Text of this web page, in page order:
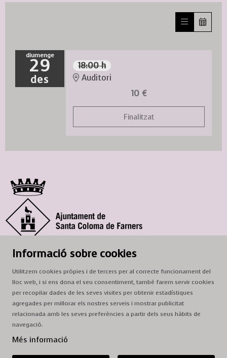
diumenge
29
des
18:00 h
Auditori
10 €
Finalitzat
© Ajuntament de Santa Coloma de Farners
Horari de la Casa de la Paraula
: de dilluns a dissabte, de 9 a 13 h.
Adreça: c. del Prat, 16, 17430 Santa Coloma de Farners
A/e:cultura@scf.cat
Sitemap
Informació sobre cookies
Utilitzem cookies pròpies i de tercers per al correcte funcionament del
lloc web, i si ens dona el seu consentiment, també farem servir cookies
per recopilar dades de les seves visites per obtenir estadístiques
agregades per millorar els nostres serveis i mostrar publicitat
relacionada amb les seves preferències a partir dels seus hàbits de
navegació.
Més informació